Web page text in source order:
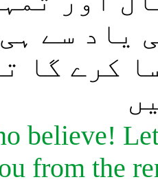
یاد سے
کرے گا
believe!
from the